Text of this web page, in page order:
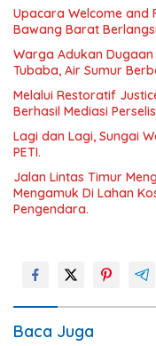
Upacara Welcome and
Bawang Barat
Warga Adukan Dugaan
Tubaba, Air Sumur
Melalui Restoratif
Berhasil Mediasi
Lagi dan Lagi, Sungai
PETI.
Jalan Lintas Timur
Mengamuk Di Lahan
Pengendara.
Baca Juga